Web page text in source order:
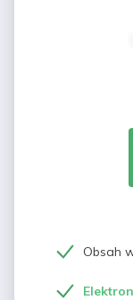
Obsah